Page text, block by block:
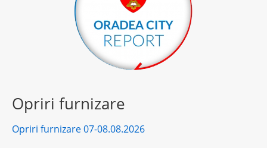
Opriri furnizare
Opriri furnizare 07-08.08.2026